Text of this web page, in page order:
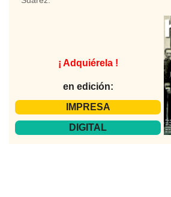
¡ Adquiérela !
en edición:
IMPRESA
DIGITAL